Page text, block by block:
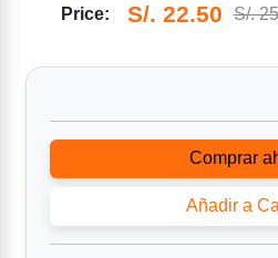
Price: S/. 22.50 S/.
Comprar
Añadir a